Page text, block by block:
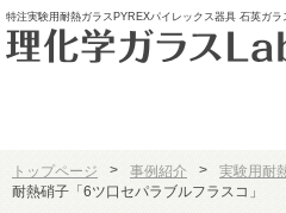
特注実験用耐熱ガラスPYREXパイレックス器具 石英ガ
トップページ > 事例紹介 > 実験用耐
耐熱硝子「6ツ口セパラブルフラスコ」